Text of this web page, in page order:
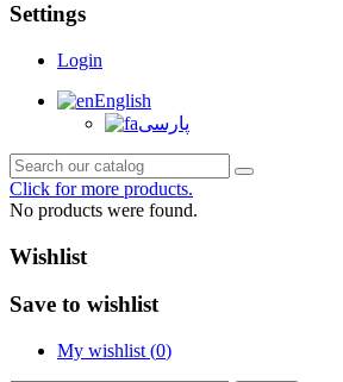
Settings
Login
English
پارسی
Click for more products.
No products were found.
Wishlist
Save to wishlist
My wishlist (0)